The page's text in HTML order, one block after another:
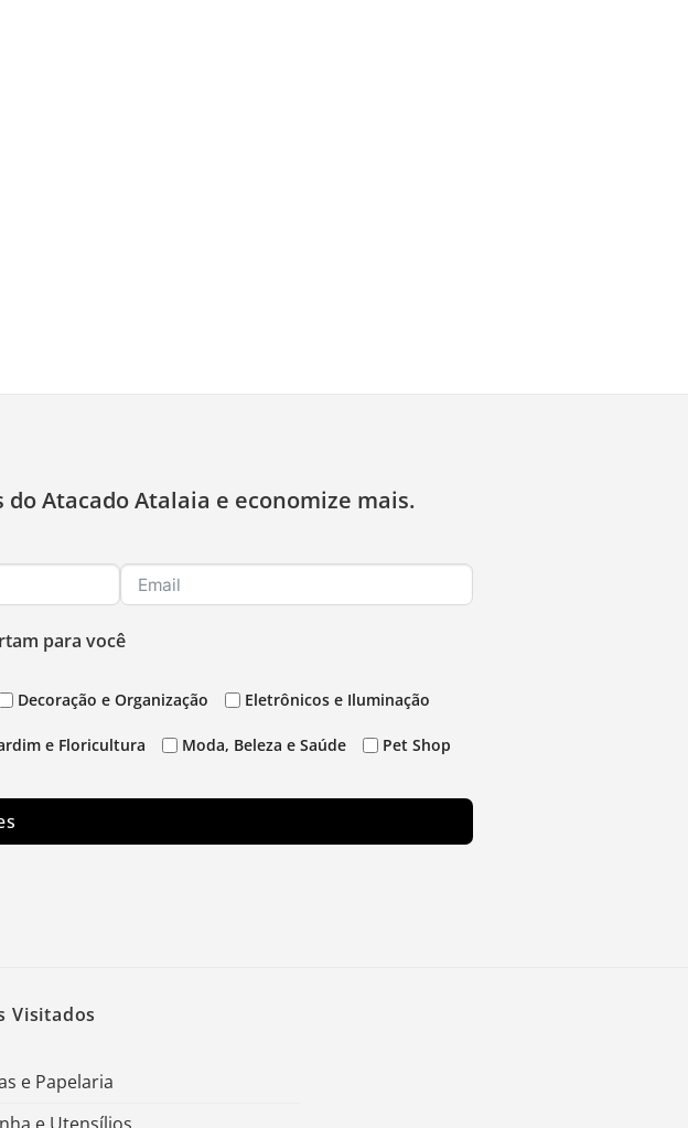
Atacado Atalaia e economize mais.
para você
Decoração e Organização Eletrônicos e Iluminação
e Floricultura Moda, Beleza e Saúde Pet Shop
Visitados
e Papelaria